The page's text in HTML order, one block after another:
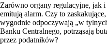
Zarówno organy regulacyjne, jak
emitują alarm. Czy to
wygodnie odpoczywają „w
Banku Centralnego, potrząsają
przez podatników?